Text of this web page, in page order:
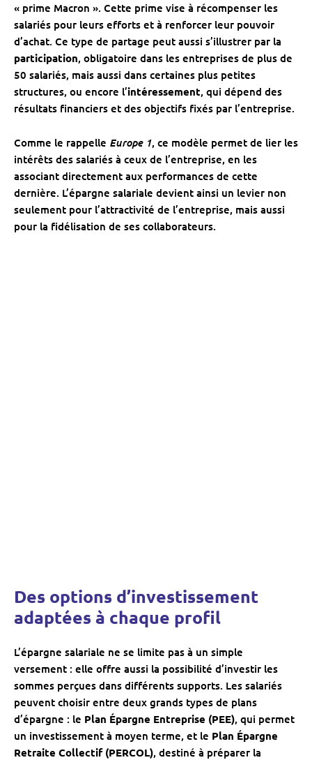
« prime Macron ». Cette prime vise à récompenser les
salariés pour leurs efforts et à renforcer leur pouvoir
d’achat. Ce type de partage peut aussi s’illustrer par la
participation, obligatoire dans les entreprises de plus de
50 salariés, mais aussi dans certaines plus petites
structures, ou encore l’intéressement, qui dépend des
résultats financiers et des objectifs fixés par l’entreprise.
Comme le rappelle Europe 1, ce modèle permet de lier les
intérêts des salariés à ceux de l’entreprise, en les
associant directement aux performances de cette
dernière. L’épargne salariale devient ainsi un levier non
seulement pour l’attractivité de l’entreprise, mais aussi
pour la fidélisation de ses collaborateurs.
Des options d’investissement
adaptées à chaque profil
L’épargne salariale ne se limite pas à un simple
versement : elle offre aussi la possibilité d’investir les
sommes perçues dans différents supports. Les salariés
peuvent choisir entre deux grands types de plans
d’épargne : le Plan Épargne Entreprise (PEE), qui permet
un investissement à moyen terme, et le Plan Épargne
Retraite Collectif (PERCOL), destiné à préparer la